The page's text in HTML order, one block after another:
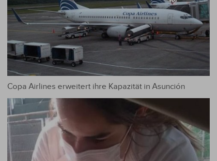
Copa Airlines erweitert ihre Kapazität in Asunción